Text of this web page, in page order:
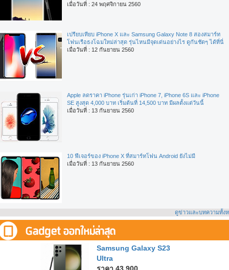
เมื่อวันที่ : 24 พฤศจิกายน 2560
เปรียบเทียบ iPhone X และ Samsung Galaxy Note 8 สองสมาร์ท
โฟนเรือธงโฉมใหม่ล่าสุด รุ่นไหนมีจุดเด่นอย่างไร ดูกันชัดๆ ได้ที่นี่
เมื่อวันที่ : 12 กันยายน 2560
Apple ลดราคา iPhone รุ่นเก่า iPhone 7, iPhone 6S และ iPhone
SE สูงสุด 4,000 บาท เริ่มต้นที่ 14,500 บาท มีผลตั้งแต่วันนี้
เมื่อวันที่ : 13 กันยายน 2560
10 ฟีเจอร์ของ iPhone X ที่สมาร์ทโฟน Android ยังไม่มี
เมื่อวันที่ : 13 กันยายน 2560
ดูข่าวและบทความทั้ง
Samsung Galaxy S23
Ultra